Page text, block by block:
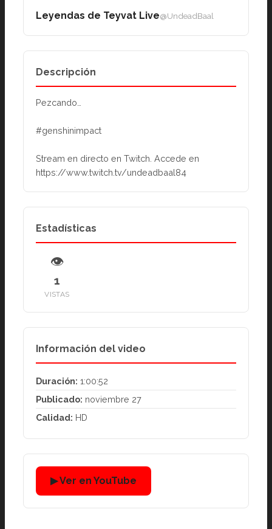
Leyendas de Teyvat Live@UndeadBaal
Descripción
Pezcando…
#genshinimpact
Stream en directo en Twitch. Accede en
https://www.twitch.tv/undeadbaal84
Estadísticas
👁
1
VISTAS
Información del video
Duración: 1:00:52
Publicado: noviembre 27
Calidad: HD
▶ Ver en YouTube